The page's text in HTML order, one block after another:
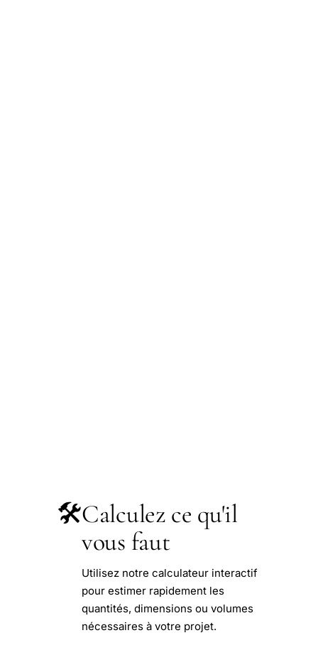
🛠️Calculez ce qu'il
vous faut
Utilisez notre calculateur interactif
pour estimer rapidement les
quantités, dimensions ou volumes
nécessaires à votre projet.